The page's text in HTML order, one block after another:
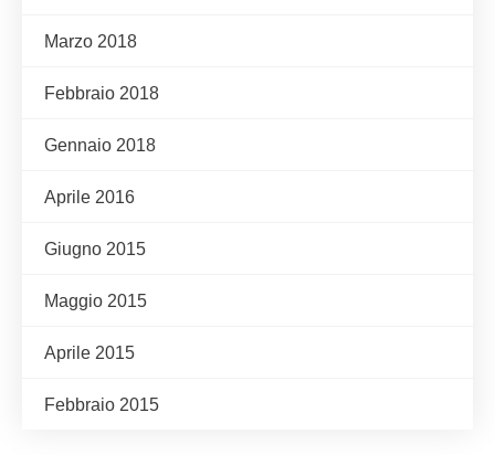
Marzo 2018
Febbraio 2018
Gennaio 2018
Aprile 2016
Giugno 2015
Maggio 2015
Aprile 2015
Febbraio 2015